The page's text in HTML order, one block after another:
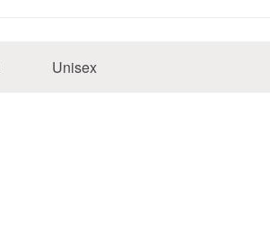
Unisex